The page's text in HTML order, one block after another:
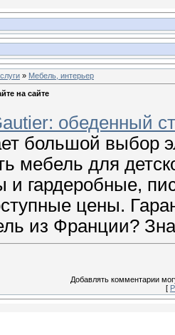
» Мебель, интерьер
на сайте
обеденный
большой выбор
мебель для
и гардеробные,
цены.
из Франции?
Добавлять комментарии
[